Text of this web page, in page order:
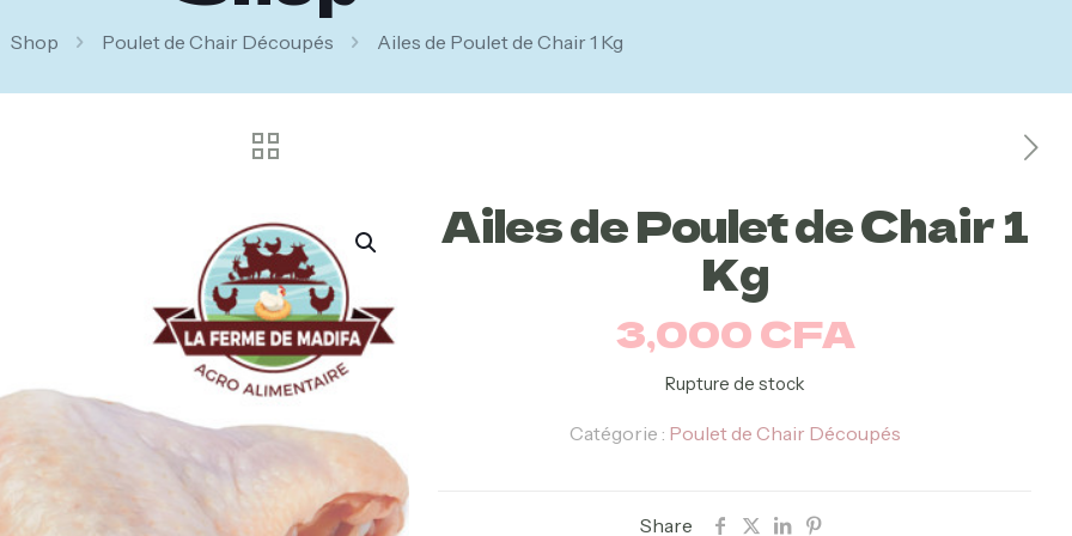
Shop Poulet de Chair Découpés Ailes de Poulet de Chair 1 Kg
Ailes de Poulet de Chair 1
Kg
3,000CFA
Rupture de stock
Catégorie : Poulet de Chair Découpés
Share